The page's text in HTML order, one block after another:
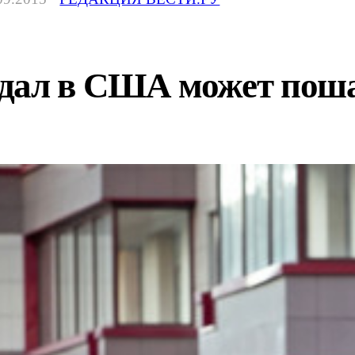
в США может